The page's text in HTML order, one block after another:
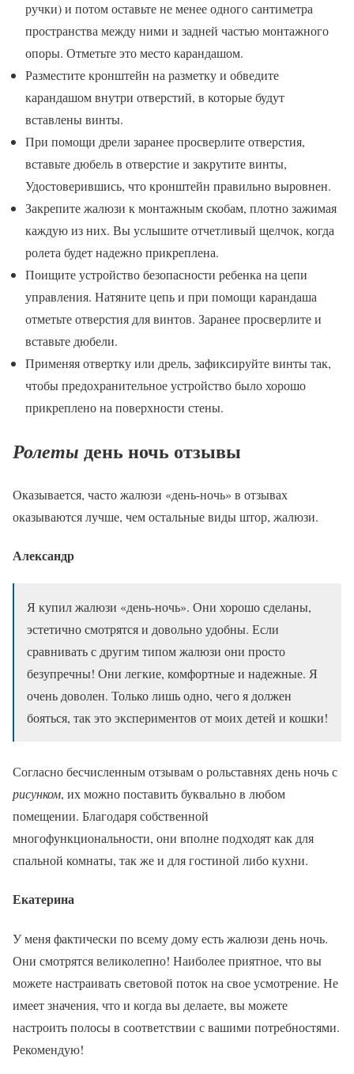
ручки) и потом оставьте не менее одного сантиметра
пространства между ними и задней частью монтажного
опоры. Отметьте это место карандашом.
Разместите кронштейн на разметку и обведите
карандашом внутри отверстий, в которые будут
вставлены винты.
При помощи дрели заранее просверлите отверстия,
вставьте дюбель в отверстие и закрутите винты,
Удостоверившись, что кронштейн правильно выровнен.
Закрепите жалюзи к монтажным скобам, плотно зажимая
каждую из них. Вы услышите отчетливый щелчок, когда
ролета будет надежно прикреплена.
Поищите устройство безопасности ребенка на цепи
управления. Натяните цепь и при помощи карандаша
отметьте отверстия для винтов. Заранее просверлите и
вставьте дюбели.
Применяя отвертку или дрель, зафиксируйте винты так,
чтобы предохранительное устройство было хорошо
прикреплено на поверхности стены.
Ролеты день ночь отзывы
Оказывается, часто жалюзи «день-ночь» в отзывах
оказываются лучше, чем остальные виды штор, жалюзи.
Александр
Я купил жалюзи «день-ночь». Они хорошо сделаны,
эстетично смотрятся и довольно удобны. Если
сравнивать с другим типом жалюзи они просто
безупречны! Они легкие, комфортные и надежные. Я
очень доволен. Только лишь одно, чего я должен
бояться, так это экспериментов от моих детей и кошки!
Согласно бесчисленным отзывам о рольставнях день ночь с
рисунком, их можно поставить буквально в любом
помещении. Благодаря собственной
многофункциональности, они вполне подходят как для
спальной комнаты, так же и для гостиной либо кухни.
Екатерина
У меня фактически по всему дому есть жалюзи день ночь.
Они смотрятся великолепно! Наиболее приятное, что вы
можете настраивать световой поток на свое усмотрение. Не
имеет значения, что и когда вы делаете, вы можете
настроить полосы в соответствии с вашими потребностями.
Рекомендую!